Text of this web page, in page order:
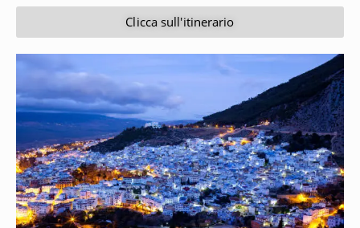
Clicca sull'itinerario